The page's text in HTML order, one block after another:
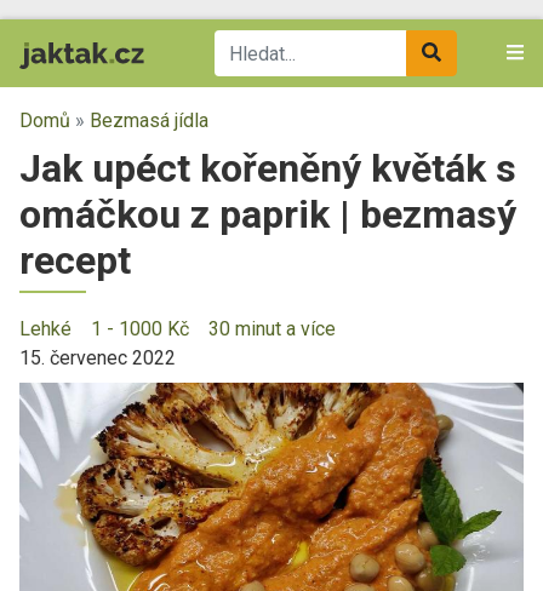
Domů » Bezmasá jídla
Jak upéct kořeněný květák s
omáčkou z paprik | bezmasý
recept
Lehké 1 - 1000 Kč
30 minut a více
15. červenec 2022